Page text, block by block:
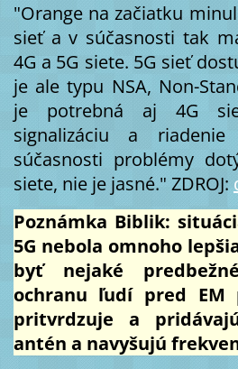
"Orange na začiatku
sieť a v súčasnosti tak
4G a 5G siete. 5G sieť
je ale typu NSA, Non-
je potrebná aj 4G
signalizáciu a
súčasnosti problémy
siete, nie je jasné." ZDROJ:
Poznámka Biblik:
5G nebola omnoho
byť nejaké
ochranu ľudí pred EM
pritvrdzuje a
antén a navyšujú